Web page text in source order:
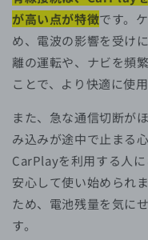
が高い点が特徴です。
め、電波の影響を受け
離の運転や、ナビを頻
ことで、より快適に使用
また、急な通信切断が
み込みが途中で止まる
CarPlayを利用する人に
安心して使い始められ
ため、電池残量を気に
す。